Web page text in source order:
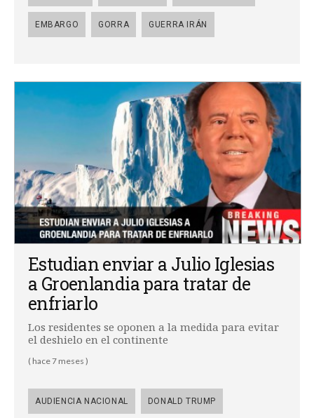
EMBARGO GORRA GUERRA IRÁN
Estudian enviar a Julio Iglesias
a Groenlandia para tratar de
enfriarlo
Los residentes se oponen a la medida para evitar
el deshielo en el continente
( hace 7 meses )
AUDIENCIA NACIONAL DONALD TRUMP